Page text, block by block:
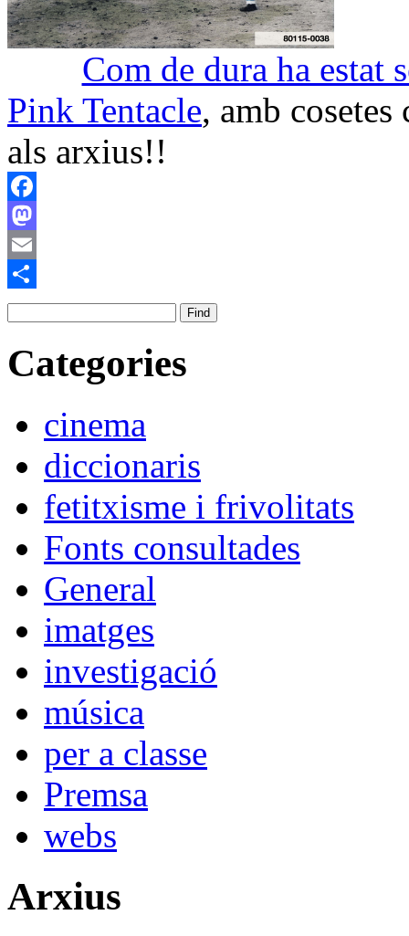
Com de dura ha
Pink Tentacle, amb
als arxius!!
Facebook
Mastodon
Email
Comparteix
Categories
cinema
diccionaris
fetitxisme i frivolitats
Fonts consultades
General
imatges
investigació
música
per a classe
Premsa
webs
Arxius